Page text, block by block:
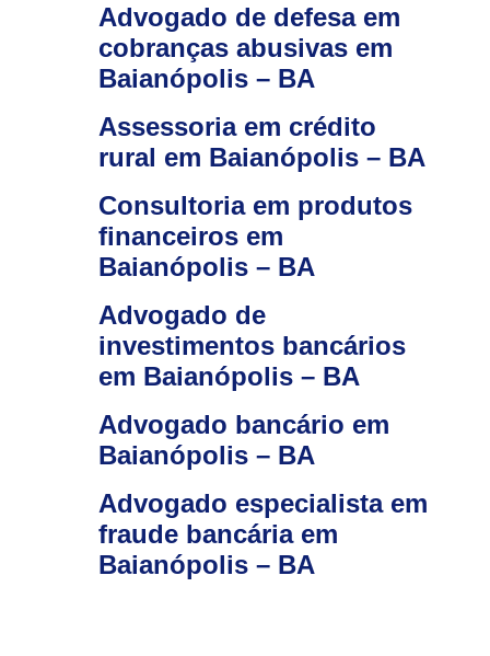
Advogado de defesa em
cobranças abusivas em
Baianópolis – BA
Assessoria em crédito
rural em Baianópolis – BA
Consultoria em produtos
financeiros em
Baianópolis – BA
Advogado de
investimentos bancários
em Baianópolis – BA
Advogado bancário em
Baianópolis – BA
Advogado especialista em
fraude bancária em
Baianópolis – BA